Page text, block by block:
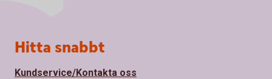
Sidfot
Hitta snabbt
Kundservice/Kontakta oss